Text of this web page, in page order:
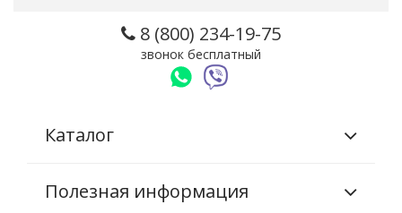
8 (800) 234-19-75
звонок бесплатный
Каталог
Полезная информация